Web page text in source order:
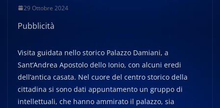
29 Ottobre 2024
Pubblicità
Visita guidata nello storico Palazzo Damiani, a
Sant’Andrea Apostolo dello Ionio, con alcuni eredi
dell’antica casata. Nel cuore del centro storico della
cittadina si sono dati appuntamento un gruppo di
intellettuali, che hanno ammirato il palazzo, sia